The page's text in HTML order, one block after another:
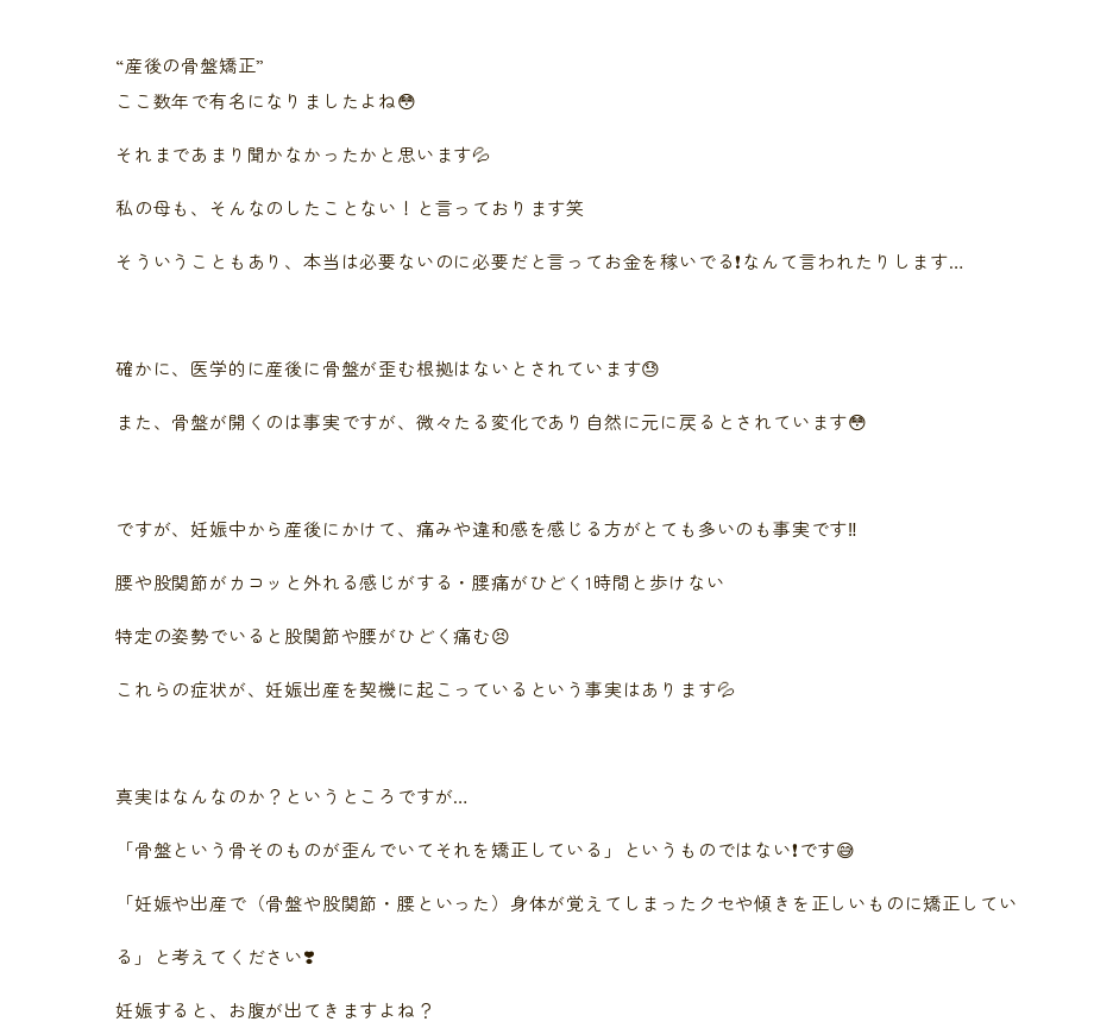
“産後の骨盤矯正”
ここ数年で有名になりましたよね😳
それまであまり聞かなかったかと思います💦
私の母も、そんなのしたことない！と言っております笑
そういうこともあり、本当は必要ないのに必要だと言ってお金を稼いでる❗️なんて言われたりします…
確かに、医学的に産後に骨盤が歪む根拠はないとされています😓
また、骨盤が開くのは事実ですが、微々たる変化であり自然に元に戻るとされています😳
ですが、妊娠中から産後にかけて、痛みや違和感を感じる方がとても多いのも事実です‼️
腰や股関節がカコッと外れる感じがする・腰痛がひどく1時間と歩けない
特定の姿勢でいると股関節や腰がひどく痛む😣
これらの症状が、妊娠出産を契機に起こっているという事実はあります💦
真実はなんなのか？というところですが…
「骨盤という骨そのものが歪んでいてそれを矯正している」というものではない❗️です😅
「妊娠や出産で（骨盤や股関節・腰といった）身体が覚えてしまったクセや傾きを正しいものに矯正してい
る」と考えてください❣️
妊娠すると、お腹が出てきますよね？